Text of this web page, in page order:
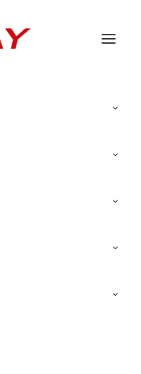
im
Ihre Produktion